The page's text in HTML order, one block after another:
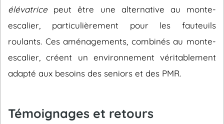
élévatrice peut être une alternative au monte-
escalier, particulièrement pour les fauteuils
roulants. Ces aménagements, combinés au monte-
escalier, créent un environnement véritablement
adapté aux besoins des seniors et des PMR.
Témoignages et retours